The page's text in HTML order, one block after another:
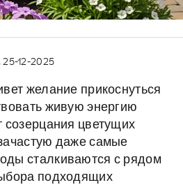
, 25-12-2025
желание прикоснуться
живую энергию
созерцания цветущих
даже самые
сталкиваются с рядом
подходящих